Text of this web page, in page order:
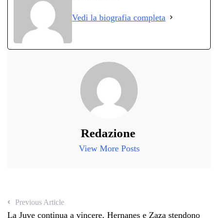
ok r
pp m
di
Vedi la biografia completa
Redazione
View More Posts
Previous Article
La Juve continua a vincere, Hernanes e Zaza stendono